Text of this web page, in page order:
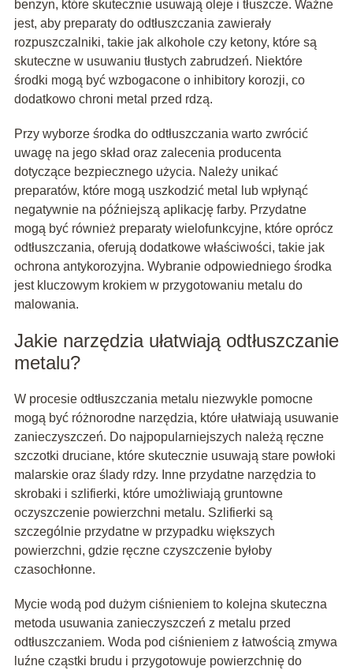
benzyn, które skutecznie usuwają oleje i tłuszcze. Ważne
jest, aby preparaty do odtłuszczania zawierały
rozpuszczalniki, takie jak alkohole czy ketony, które są
skuteczne w usuwaniu tłustych zabrudzeń. Niektóre
środki mogą być wzbogacone o inhibitory korozji, co
dodatkowo chroni metal przed rdzą.
Przy wyborze środka do odtłuszczania warto zwrócić
uwagę na jego skład oraz zalecenia producenta
dotyczące bezpiecznego użycia. Należy unikać
preparatów, które mogą uszkodzić metal lub wpłynąć
negatywnie na późniejszą aplikację farby. Przydatne
mogą być również preparaty wielofunkcyjne, które oprócz
odtłuszczania, oferują dodatkowe właściwości, takie jak
ochrona antykorozyjna. Wybranie odpowiedniego środka
jest kluczowym krokiem w przygotowaniu metalu do
malowania.
Jakie narzędzia ułatwiają odtłuszczanie
metalu?
W procesie odtłuszczania metalu niezwykle pomocne
mogą być różnorodne narzędzia, które ułatwiają usuwanie
zanieczyszczeń. Do najpopularniejszych należą ręczne
szczotki druciane, które skutecznie usuwają stare powłoki
malarskie oraz ślady rdzy. Inne przydatne narzędzia to
skrobaki i szlifierki, które umożliwiają gruntowne
oczyszczenie powierzchni metalu. Szlifierki są
szczególnie przydatne w przypadku większych
powierzchni, gdzie ręczne czyszczenie byłoby
czasochłonne.
Mycie wodą pod dużym ciśnieniem to kolejna skuteczna
metoda usuwania zanieczyszczeń z metalu przed
odtłuszczaniem. Woda pod ciśnieniem z łatwością zmywa
luźne cząstki brudu i przygotowuje powierzchnię do